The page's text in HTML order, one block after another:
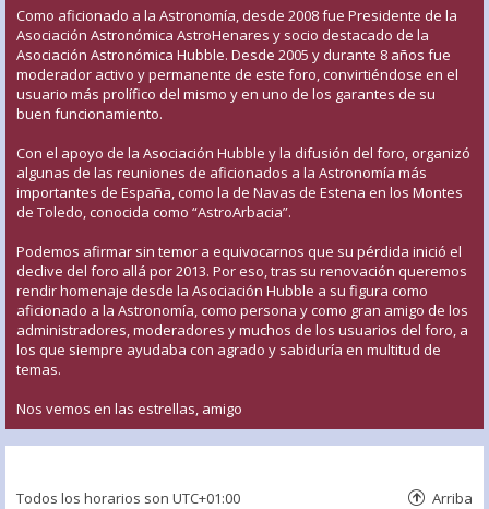
Como aficionado a la Astronomía, desde 2008 fue Presidente de la
Asociación Astronómica AstroHenares y socio destacado de la
Asociación Astronómica Hubble. Desde 2005 y durante 8 años fue
moderador activo y permanente de este foro, convirtiéndose en el
usuario más prolífico del mismo y en uno de los garantes de su
buen funcionamiento.
Con el apoyo de la Asociación Hubble y la difusión del foro, organizó
algunas de las reuniones de aficionados a la Astronomía más
importantes de España, como la de Navas de Estena en los Montes
de Toledo, conocida como “AstroArbacia”.
Podemos afirmar sin temor a equivocarnos que su pérdida inició el
declive del foro allá por 2013. Por eso, tras su renovación queremos
rendir homenaje desde la Asociación Hubble a su figura como
aficionado a la Astronomía, como persona y como gran amigo de los
administradores, moderadores y muchos de los usuarios del foro, a
los que siempre ayudaba con agrado y sabiduría en multitud de
temas.
Nos vemos en las estrellas, amigo
Todos los horarios son UTC+01:00 Arriba